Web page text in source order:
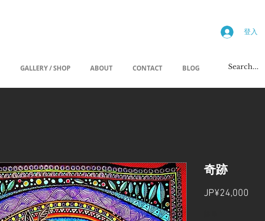
登入
GALLERY / SHOP ABOUT CONTACT BLOG
奇跡
JP¥24,000